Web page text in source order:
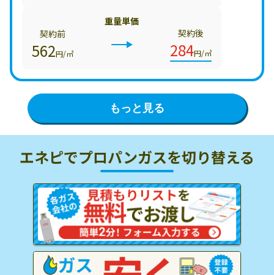
重量単価
契約前
562円/㎥
契約後
284円/㎥
もっと見る
エネピでプロパンガスを切り替える